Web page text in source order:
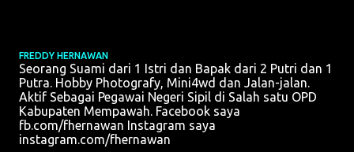
FREDDY HERNAWAN
Seorang Suami dari 1 Istri dan Bapak dari 2 Putri dan 1
Putra. Hobby Photografy, Mini4wd dan Jalan-jalan.
Aktif Sebagai Pegawai Negeri Sipil di Salah satu OPD
Kabupaten Mempawah. Facebook saya
fb.com/fhernawan Instagram saya
instagram.com/fhernawan